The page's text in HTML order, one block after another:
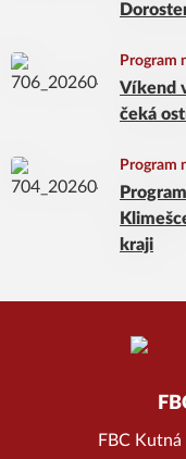
Program
Víkend
čeká
Program
kraji
FBC